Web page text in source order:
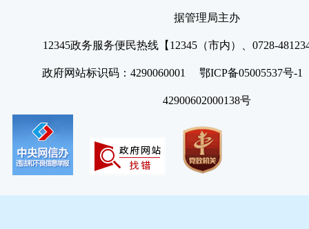
据管理局主办
12345政务服务便民热线【12345（市内）、0728-
政府网站标识码：4290060001 鄂ICP备05005537号
42900602000138号